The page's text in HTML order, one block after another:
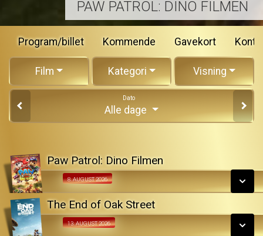
PAW PATROL: DINO FILMEN
Program/billet Kommende Gavekort
Film Kategori Visning
Dato
Alle dage
Paw Patrol: Dino Filmen
8. AUGUST 2026
SE ALLE DAGE
The End of Oak Street
13. AUGUST 2026 Fra 13.08.2026